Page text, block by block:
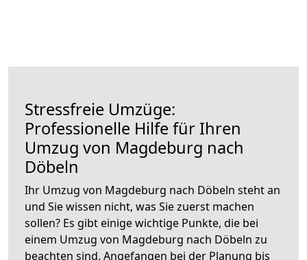
Stressfreie Umzüge:
Professionelle Hilfe für Ihren
Umzug von Magdeburg nach
Döbeln
Ihr Umzug von Magdeburg nach Döbeln steht an
und Sie wissen nicht, was Sie zuerst machen
sollen? Es gibt einige wichtige Punkte, die bei
einem Umzug von Magdeburg nach Döbeln zu
beachten sind. Angefangen bei der Planung bis